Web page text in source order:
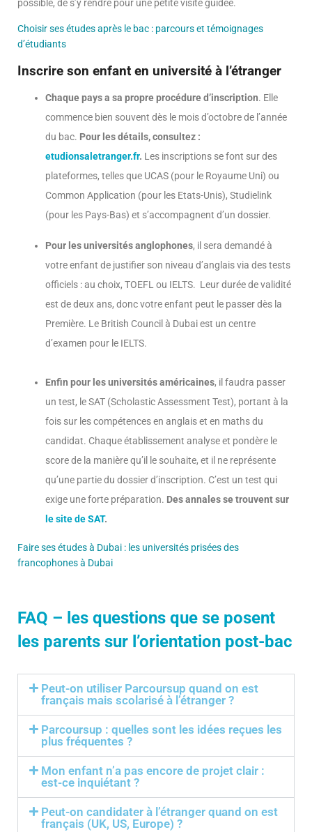
possible, de s’y rendre pour une petite visite guidée.
Choisir ses études après le bac : parcours et témoignages
d’étudiants
Inscrire son enfant en université à l’étranger
Chaque pays a sa propre procédure d’inscription. Elle
commence bien souvent dès le mois d’octobre de l’année
du bac. Pour les détails, consultez :
etudionsaletranger.fr. Les inscriptions se font sur des
plateformes, telles que UCAS (pour le Royaume Uni) ou
Common Application (pour les Etats-Unis), Studielink
(pour les Pays-Bas) et s’accompagnent d’un dossier.
Pour les universités anglophones, il sera demandé à
votre enfant de justifier son niveau d’anglais via des tests
officiels : au choix, TOEFL ou IELTS. Leur durée de validité
est de deux ans, donc votre enfant peut le passer dès la
Première. Le British Council à Dubai est un centre
d’examen pour le IELTS.
Enfin pour les universités américaines, il faudra passer
un test, le SAT (Scholastic Assessment Test), portant à la
fois sur les compétences en anglais et en maths du
candidat. Chaque établissement analyse et pondère le
score de la manière qu’il le souhaite, et il ne représente
qu’une partie du dossier d’inscription. C’est un test qui
exige une forte préparation. Des annales se trouvent sur
le site de SAT.
Faire ses études à Dubai : les universités prisées des
francophones à Dubai
FAQ – les questions que se posent
les parents sur l’orientation post-bac
Peut-on utiliser Parcoursup quand on est
français mais scolarisé à l’étranger ?
Parcoursup : quelles sont les idées reçues les
plus fréquentes ?
Mon enfant n’a pas encore de projet clair :
est-ce inquiétant ?
Peut-on candidater à l’étranger quand on est
français (UK, US, Europe) ?